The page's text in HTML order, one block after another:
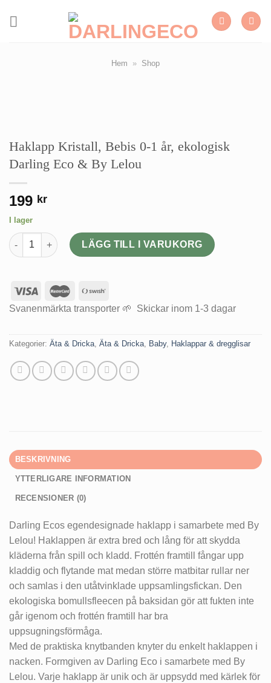
Hem » Shop
Haklapp Kristall, Bebis 0-1 år, ekologisk
Darling Eco & By Lelou
199 kr
I lager
Haklapp Kristall, Bebis 0-1 år, ekologisk Darling Eco & By
LÄGG TILL I VARUKORG
Svanenmärkta transporter 🌱 Skickar inom 1-3 dagar
Kategorier: Äta & Dricka, Äta & Dricka, Baby, Haklappar & dregglisar
BESKRIVNING
YTTERLIGARE INFORMATION
RECENSIONER (0)
Darling Ecos egendesignade haklapp i samarbete med By
Lelou! Haklappen är extra bred och lång för att skydda
kläderna från spill och kladd. Frottén framtill fångar upp
kladdig och flytande mat medan större matbitar rullar ner
och samlas i den utåtvinklade uppsamlingsfickan. Den
ekologiska bomullsfleecen på baksidan gör att fukten inte
går igenom och frottén framtill har bra
uppsugningsförmåga.
Med de praktiska knytbanden knyter du enkelt haklappen i
nacken. Formgiven av Darling Eco i samarbete med By
Lelou. Varje haklapp är unik och är uppsydd med kärlek för